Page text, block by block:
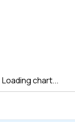
Loading chart...